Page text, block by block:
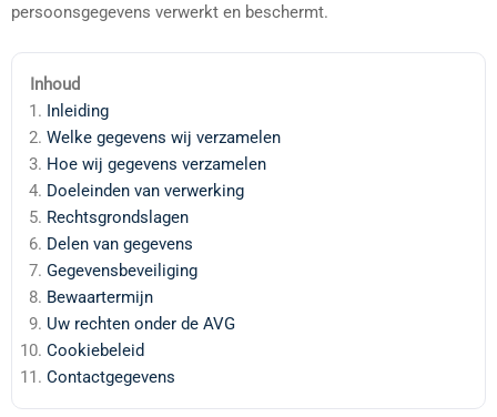
persoonsgegevens verwerkt en beschermt.
Inhoud
Inleiding
Welke gegevens wij verzamelen
Hoe wij gegevens verzamelen
Doeleinden van verwerking
Rechtsgrondslagen
Delen van gegevens
Gegevensbeveiliging
Bewaartermijn
Uw rechten onder de AVG
Cookiebeleid
Contactgegevens